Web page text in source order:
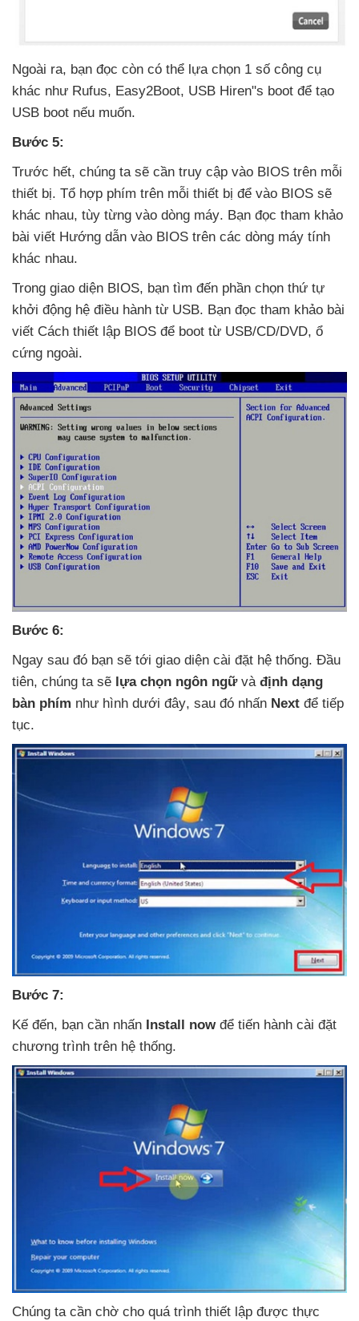
Ngoài ra, bạn đọc còn có thể lựa chọn 1 số công cụ
khác như Rufus, Easy2Boot, USB Hiren"s boot để tạo
USB boot nếu muốn.
Bước 5:
Trước hết, chúng ta sẽ cần truy cập vào BIOS trên mỗi
thiết bị. Tổ hợp phím trên mỗi thiết bị để vào BIOS sẽ
khác nhau, tùy từng vào dòng máy. Bạn đọc tham khảo
bài viết Hướng dẫn vào BIOS trên các dòng máy tính
khác nhau.
Trong giao diện BIOS, bạn tìm đến phần chọn thứ tự
khởi động hệ điều hành từ USB. Bạn đọc tham khảo bài
viết Cách thiết lập BIOS để boot từ USB/CD/DVD, ổ
cứng ngoài.
Bước 6:
Ngay sau đó bạn sẽ tới giao diện cài đặt hệ thống. Đầu
tiên, chúng ta sẽ lựa chọn ngôn ngữ và định dạng
bàn phím như hình dưới đây, sau đó nhấn Next để tiếp
tục.
Bước 7:
Kế đến, bạn cần nhấn Install now để tiến hành cài đặt
chương trình trên hệ thống.
Chúng ta cần chờ cho quá trình thiết lập được thực